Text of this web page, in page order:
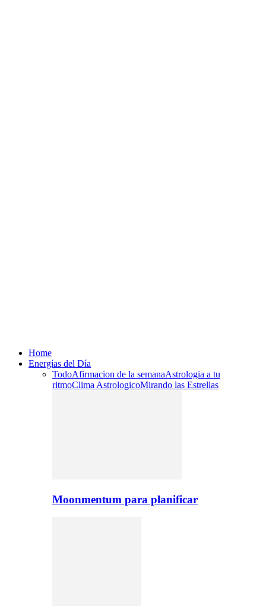
Home
Energías del Día
TodoAfirmacion de la semanaAstrologia a tu
ritmoClima AstrologicoMirando las Estrellas
Moonmentum para planificar